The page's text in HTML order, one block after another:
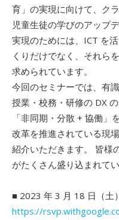
育」の実現に向けて、ク
児童生徒の学びのアップ
実現のためには、ICT を
くりだけでなく、それら
求められています。
今回のセミナーでは、有
授業・ 校務・研修の DX
「非同期・分散 + 協働
改革を推進されている現
紹介いただきます。 皆様
がたくさん盛り込まれて
■ 2023 年 3 月 18 日（土
https://